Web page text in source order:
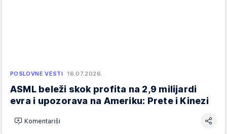
POSLOVNE VESTI 16.07.2026.
ASML beleži skok profita na 2,9 milijardi
evra i upozorava na Ameriku: Prete i Kinezi
Komentariši